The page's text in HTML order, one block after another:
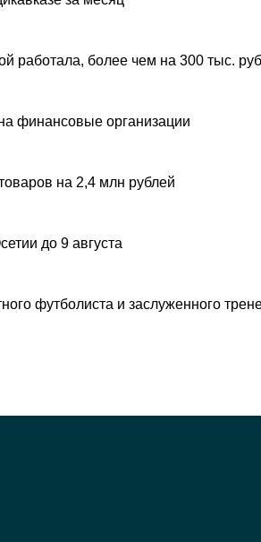
работала, более чем на 300 тыс.
финансовые организации
на 2,4 млн рублей
до 9 августа
футболиста и заслуженного